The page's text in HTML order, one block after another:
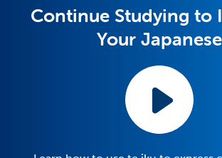
Continue Studying to
Your Japanese